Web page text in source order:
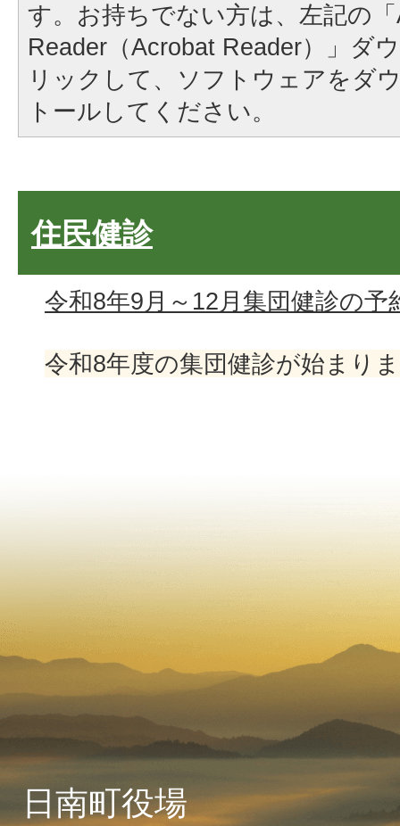
す。お持ちでない方は、左記の
Reader（Acrobat Reader）」ダ
リックして、ソフトウェアをダ
トールしてください。
住民健診
令和8年9月～12月集団健診の予
令和8年度の集団健診が始まり
日南町役場